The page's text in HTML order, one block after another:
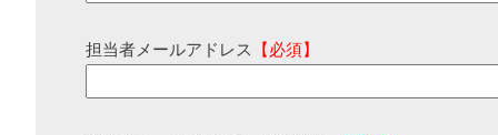
担当者メールアドレス 【必須】